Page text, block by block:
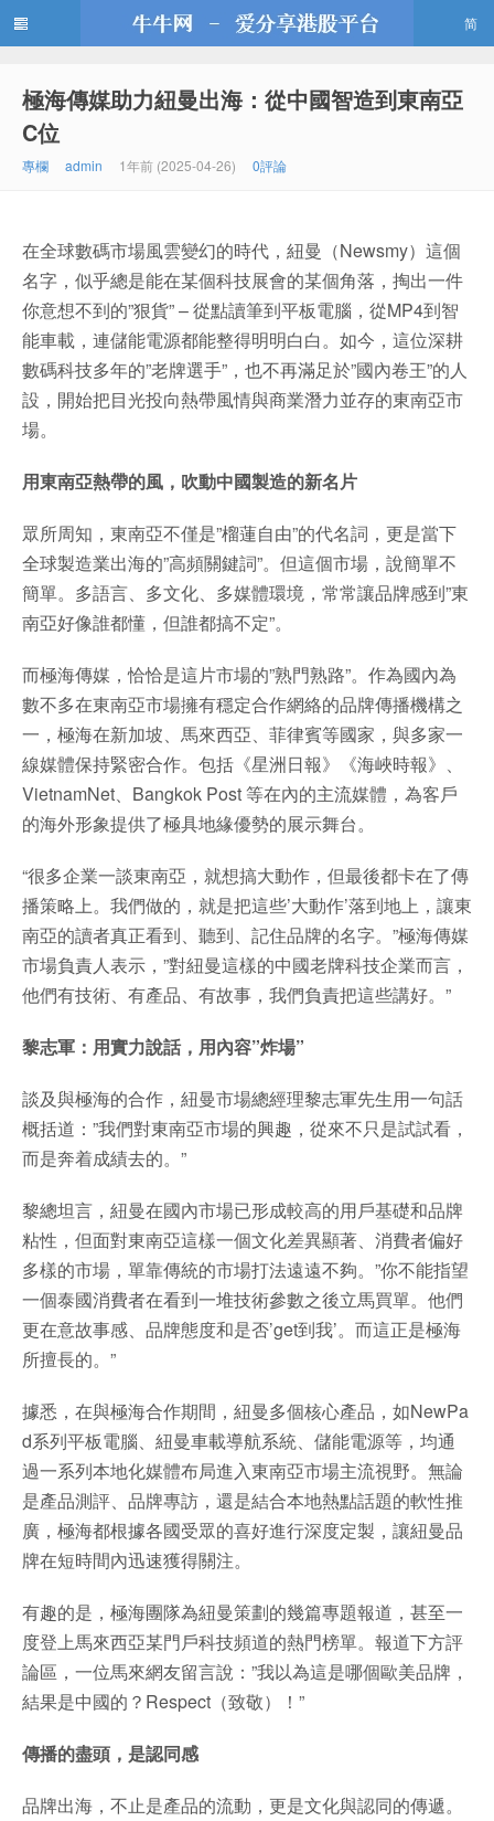
牛牛網
简
極海傳媒助力紐曼出海：從中國智造到東南亞
C位
專欄 admin 1年前 (2025-04-26) 0評論
在全球數碼市場風雲變幻的時代，紐曼（Newsmy）這個
名字，似乎總是能在某個科技展會的某個角落，掏出一件
你意想不到的”狠貨” – 從點讀筆到平板電腦，從MP4到智
能車載，連儲能電源都能整得明明白白。如今，這位深耕
數碼科技多年的”老牌選手”，也不再滿足於”國內卷王”的人
設，開始把目光投向熱帶風情與商業潛力並存的東南亞市
場。
用東南亞熱帶的風，吹動中國製造的新名片
眾所周知，東南亞不僅是”榴蓮自由”的代名詞，更是當下
全球製造業出海的”高頻關鍵詞”。但這個市場，說簡單不
簡單。多語言、多文化、多媒體環境，常常讓品牌感到”東
南亞好像誰都懂，但誰都搞不定”。
而極海傳媒，恰恰是這片市場的”熟門熟路”。作為國內為
數不多在東南亞市場擁有穩定合作網絡的品牌傳播機構之
一，極海在新加坡、馬來西亞、菲律賓等國家，與多家一
線媒體保持緊密合作。包括《星洲日報》《海峽時報》、
VietnamNet、Bangkok Post 等在內的主流媒體，為客戶
的海外形象提供了極具地緣優勢的展示舞台。
“很多企業一談東南亞，就想搞大動作，但最後都卡在了傳
播策略上。我們做的，就是把這些’大動作’落到地上，讓東
南亞的讀者真正看到、聽到、記住品牌的名字。”極海傳媒
市場負責人表示，”對紐曼這樣的中國老牌科技企業而言，
他們有技術、有產品、有故事，我們負責把這些講好。”
黎志軍：用實力說話，用內容”炸場”
談及與極海的合作，紐曼市場總經理黎志軍先生用一句話
概括道：”我們對東南亞市場的興趣，從來不只是試試看，
而是奔着成績去的。”
黎總坦言，紐曼在國內市場已形成較高的用戶基礎和品牌
粘性，但面對東南亞這樣一個文化差異顯著、消費者偏好
多樣的市場，單靠傳統的市場打法遠遠不夠。”你不能指望
一個泰國消費者在看到一堆技術參數之後立馬買單。他們
更在意故事感、品牌態度和是否’get到我’。而這正是極海
所擅長的。”
據悉，在與極海合作期間，紐曼多個核心產品，如NewPa
d系列平板電腦、紐曼車載導航系統、儲能電源等，均通
過一系列本地化媒體布局進入東南亞市場主流視野。無論
是產品測評、品牌專訪，還是結合本地熱點話題的軟性推
廣，極海都根據各國受眾的喜好進行深度定製，讓紐曼品
牌在短時間內迅速獲得關注。
有趣的是，極海團隊為紐曼策劃的幾篇專題報道，甚至一
度登上馬來西亞某門戶科技頻道的熱門榜單。報道下方評
論區，一位馬來網友留言說：”我以為這是哪個歐美品牌，
結果是中國的？Respect（致敬）！”
傳播的盡頭，是認同感
品牌出海，不止是產品的流動，更是文化與認同的傳遞。